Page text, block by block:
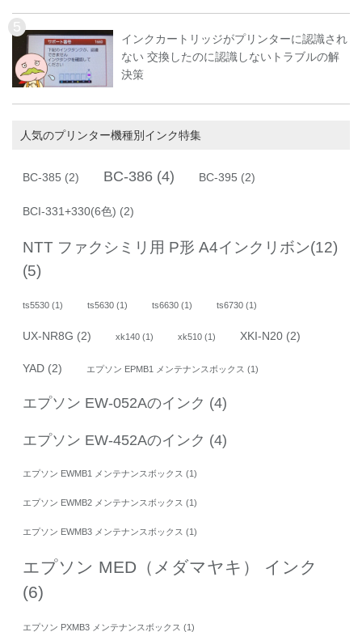
インクカートリッジがプリンターに認識され
ない 交換したのに認識しないトラブルの解
決策
人気のプリンター機種別インク特集
BC-385 (2) BC-386 (4) BC-395 (2)
BCI-331+330(6色) (2)
NTT ファクシミリ用 P形 A4インクリボン(12)
(5)
ts5530 (1) ts5630 (1) ts6630 (1) ts6730 (1)
UX-NR8G (2) xk140 (1) xk510 (1) XKI-N20 (2)
YAD (2) エプソン EPMB1 メンテナンスボックス (1)
エプソン EW-052Aのインク (4)
エプソン EW-452Aのインク (4)
エプソン EWMB1 メンテナンスボックス (1)
エプソン EWMB2 メンテナンスボックス (1)
エプソン EWMB3 メンテナンスボックス (1)
エプソン MED（メダマヤキ） インク
(6)
エプソン PXMB3 メンテナンスボックス (1)